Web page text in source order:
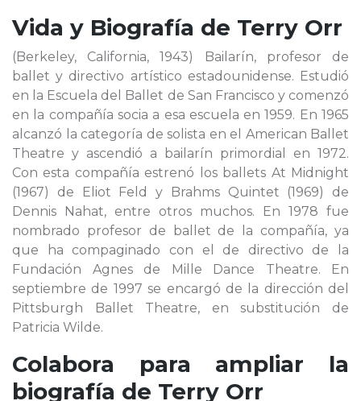
Vida y Biografía de Terry Orr
(Berkeley, California, 1943) Bailarín, profesor de
ballet y directivo artístico estadounidense. Estudió
en la Escuela del Ballet de San Francisco y comenzó
en la compañía socia a esa escuela en 1959. En 1965
alcanzó la categoría de solista en el American Ballet
Theatre y ascendió a bailarín primordial en 1972.
Con esta compañía estrenó los ballets At Midnight
(1967) de Eliot Feld y Brahms Quintet (1969) de
Dennis Nahat, entre otros muchos. En 1978 fue
nombrado profesor de ballet de la compañía, ya
que ha compaginado con el de directivo de la
Fundación Agnes de Mille Dance Theatre. En
septiembre de 1997 se encargó de la dirección del
Pittsburgh Ballet Theatre, en substitución de
Patricia Wilde.
Colabora para ampliar la
biografía de Terry Orr